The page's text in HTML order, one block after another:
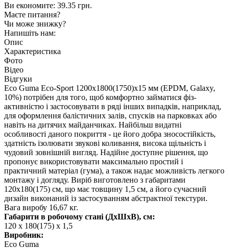
Ви економите: 39.35 грн.
Маєте питання?
Чи може знижку?
Напишіть нам:
Опис
Характеристика
Фото
Відео
Відгуки
Eco Guma Eco-Sport 1200х1800(1750)х15 мм (EPDM, Galaxy,
10%) потрібен для того, щоб комфортно займатися фіз-
активністю і застосовувати в ряді інших випадків, наприклад,
для оформлення балістичних залів, спусків на парковках або
навіть на дитячих майданчиках. Найбільш видатні
особливості даного покриття - це його добра зносостійкість,
здатність ізолювати звукові коливання, висока щільність і
чудовий зовнішній вигляд. Надійне доступне рішення, що
пропонує використовувати максимально простий і
практичний матеріал (гума), а також надає можливість легкого
монтажу і догляду. Виріб виготовлено з габаритами
120х180(175) см, що має товщину 1,5 см, а його сучасний
дизайн виконаний із застосуванням абстрактної текстури.
Вага виробу 16,67 кг.
Габарити в робочому стані (ДхШхВ), см:
120 х 180(175) х 1,5
Виробник:
Eco Guma